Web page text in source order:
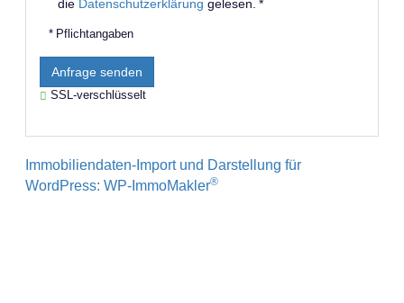
die Datenschutzerklärung gelesen. *
* Pflichtangaben
Anfrage senden
SSL-verschlüsselt
Immobiliendaten-Import und Darstellung für
WordPress: WP-ImmoMakler®